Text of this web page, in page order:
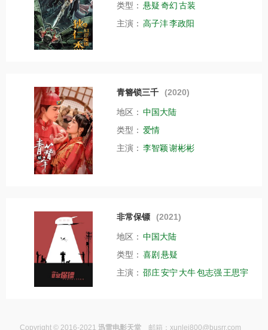
类型： 悬疑奇幻古装
主演： 高子沣李政阳
青簪锁三千 (2020)
地区： 中国大陆
类型： 爱情
主演： 李智颖谢彬彬
非常保镖 (2021)
地区： 中国大陆
类型： 喜剧悬疑
主演： 邵庄安宁大牛包志强 王思宇
Copyright © 2016-2021 迅雷电影天堂 邮箱： xunlei800@busrr.com